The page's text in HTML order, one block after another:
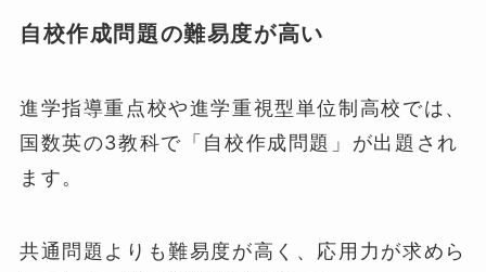
自校作成問題の難易度が高い
進学指導重点校や進学重視型単位制高校では、
国数英の3教科で「自校作成問題」が出題され
ます。
共通問題よりも難易度が高く、応用力が求めら